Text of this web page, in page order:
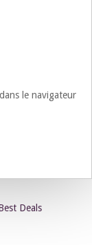
le navigateur
Deals